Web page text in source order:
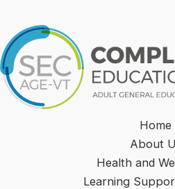
Home
About
Health and
Learning